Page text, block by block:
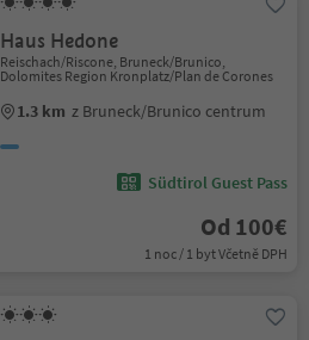
Haus Hedone
Reischach/Riscone, Bruneck/Brunico,
Dolomites Region Kronplatz/Plan de Corones
1.3 km z Bruneck/Brunico centrum
Südtirol Guest Pass
Od 100€
1 noc / 1 byt Včetně DPH